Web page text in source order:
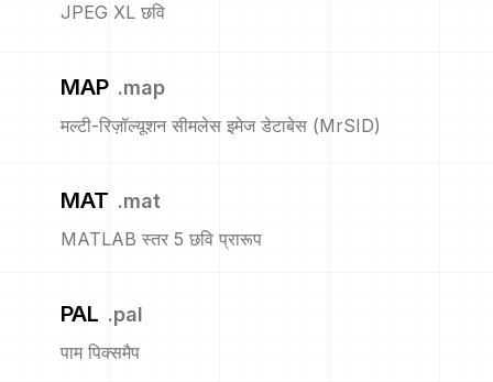
JPEG XL छवि
MAP .map
मल्टी-रिज़ॉल्यूशन सीमलेस इमेज डेटाबेस (MrSID)
MAT .mat
MATLAB स्तर 5 छवि प्रारूप
PAL .pal
पाम पिक्समैप